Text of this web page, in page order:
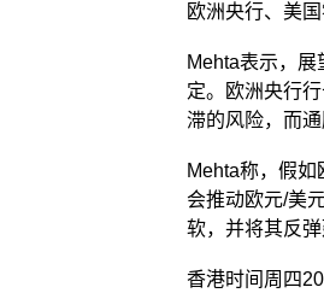
欧洲央行、美
Mehta表示，
定。欧洲央行
滞的风险，而
Mehta称，假如
会推动欧元/美
软，并将其反
香港时间周四